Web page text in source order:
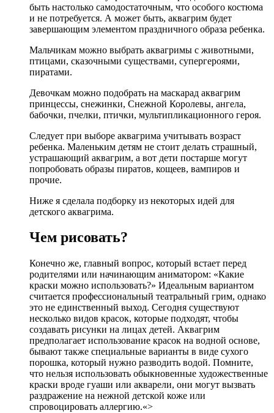
быть настолько самодостаточным, что особого костюма
и не потребуется. А может быть, аквагрим будет
завершающим элементом праздничного образа ребенка.
Мальчикам можно выбрать аквагримы с животными,
птицами, сказочными существами, супергероями,
пиратами.
Девочкам можно подобрать на маскарад аквагрим
принцессы, снежинки, Снежной Королевы, ангела,
бабочки, пчелки, птички, мультипликационного героя.
Следует при выборе аквагрима учитывать возраст
ребенка. Маленьким детям не стоит делать страшный,
устрашающий аквагрим, а вот дети постарше могут
попробовать образы пиратов, кощеев, вампиров и
прочие.
Ниже я сделала подборку из некоторых идей для
детского аквагрима.
Чем рисовать?
Конечно же, главный вопрос, который встает перед
родителями или начинающим аниматором: «Какие
краски можно использовать?» Идеальным вариантом
считается профессиональный театральный грим, однако
это не единственный выход. Сегодня существуют
несколько видов красок, которые подходят, чтобы
создавать рисунки на лицах детей. Аквагрим
предполагает использование красок на водной основе,
бывают также специальные варианты в виде сухого
порошка, который нужно разводить водой. Помните,
что нельзя использовать обыкновенные художественные
краски вроде гуаши или акварели, они могут вызвать
раздражение на нежной детской коже или
спровоцировать аллергию.«>